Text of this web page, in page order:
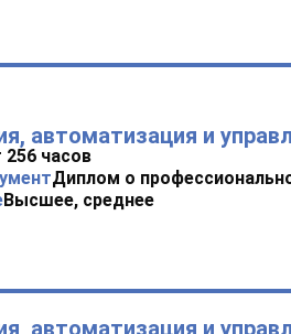
автоматизация и
256 часов
Диплом о
Высшее, среднее
автоматизация и